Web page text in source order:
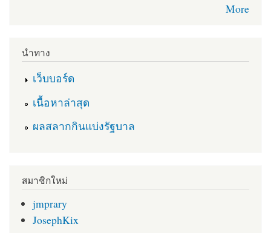
More
นำทาง
เว็บบอร์ด
เนื้อหาล่าสุด
ผลสลากกินแบ่งรัฐบาล
สมาชิกใหม่
jmprary
JosephKix